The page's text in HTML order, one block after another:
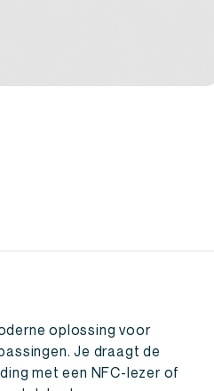
oplossing voor
Je draagt de
met een NFC-lezer of